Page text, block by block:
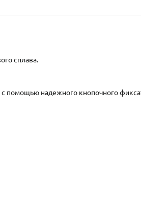
сплава.
с помощью надежного кнопочного